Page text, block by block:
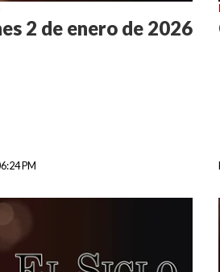
2 de enero de 2026
PM